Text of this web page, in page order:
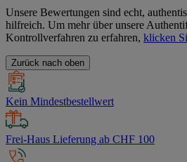
Unsere Bewertungen sind echt,
hilfreich. Um mehr über unsere
Kontrollverfahren zu erfahren, klicken
Zurück nach oben
Kein Mindestbestellwert
Frei-Haus Lieferung ab CHF 100